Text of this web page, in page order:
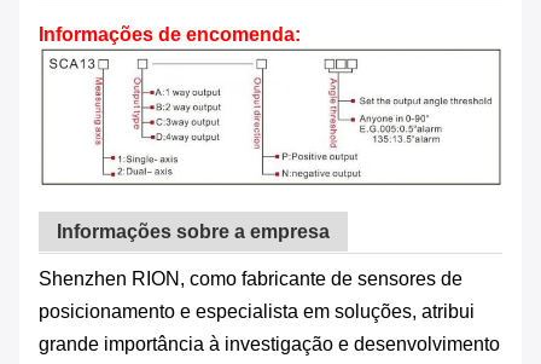
Informações de encomenda:
Informações sobre a empresa
Shenzhen RION, como fabricante de sensores de
posicionamento e especialista em soluções, atribui
grande importância à investigação e desenvolvimento